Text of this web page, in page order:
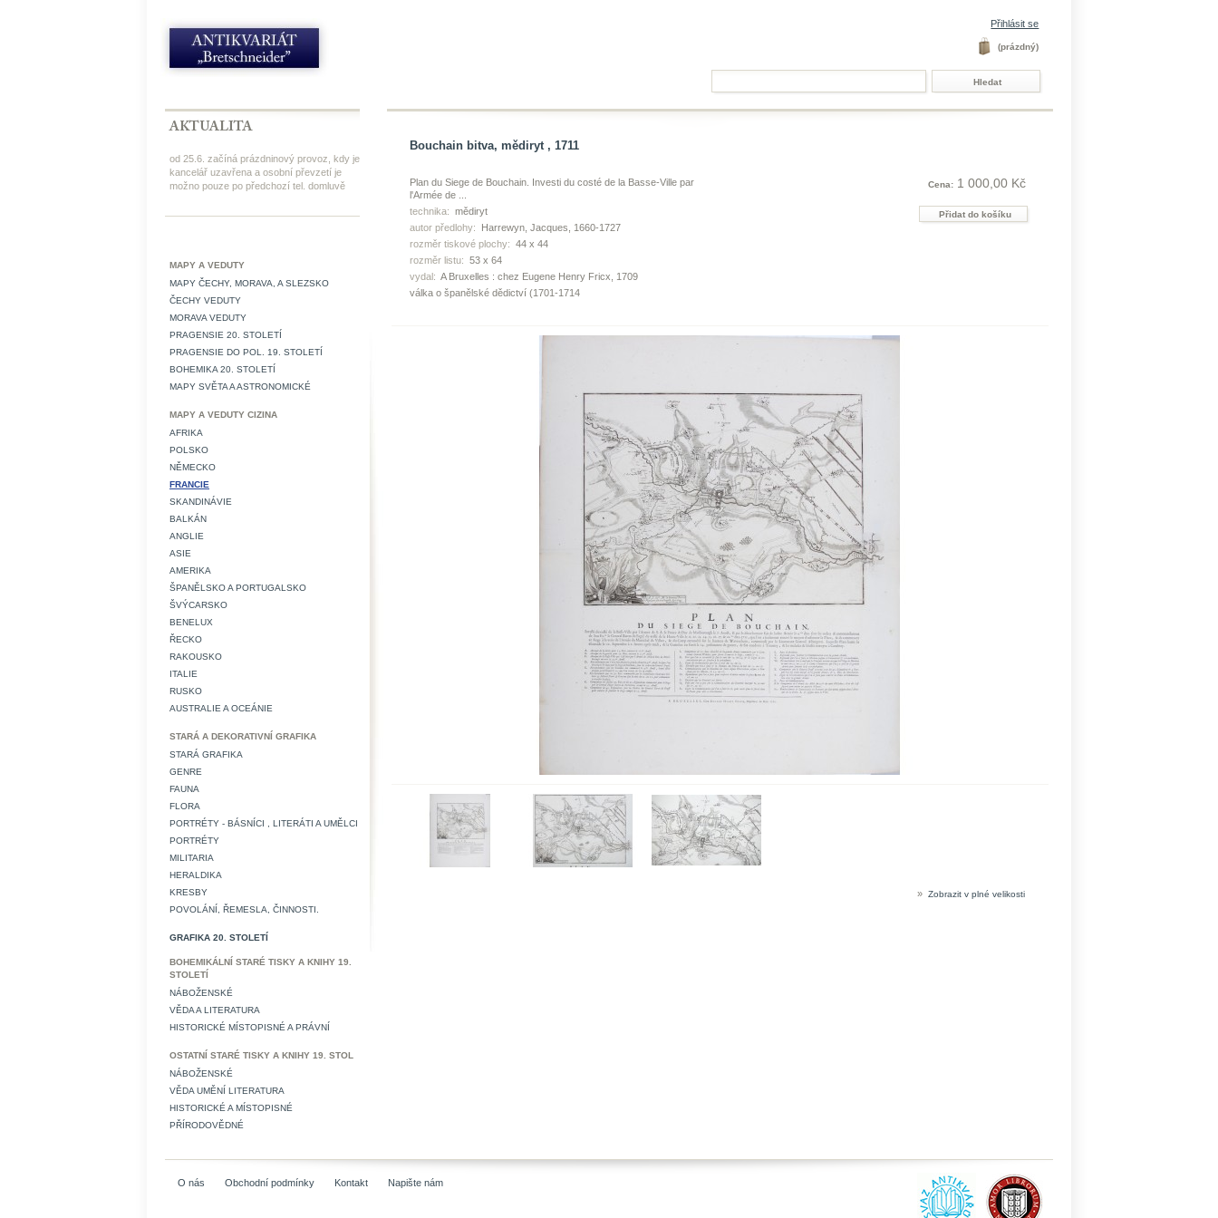
Přihlásit se
(prázdný)
od 25.6. začíná prázdninový provoz, kdy je
kancelář uzavřena a osobní převzetí je
možno pouze po předchozí tel. domluvě
MAPY A VEDUTY
MAPY ČECHY, MORAVA, A SLEZSKO
ČECHY VEDUTY
MORAVA VEDUTY
PRAGENSIE 20. STOLETÍ
PRAGENSIE DO POL. 19. STOLETÍ
BOHEMIKA 20. STOLETÍ
MAPY SVĚTA A ASTRONOMICKÉ
MAPY A VEDUTY CIZINA
AFRIKA
POLSKO
NĚMECKO
FRANCIE
SKANDINÁVIE
BALKÁN
ANGLIE
ASIE
AMERIKA
ŠPANĚLSKO A PORTUGALSKO
ŠVÝCARSKO
BENELUX
ŘECKO
RAKOUSKO
ITALIE
RUSKO
AUSTRALIE A OCEÁNIE
STARÁ A DEKORATIVNÍ GRAFIKA
STARÁ GRAFIKA
GENRE
FAUNA
FLORA
PORTRÉTY - BÁSNÍCI , LITERÁTI A UMĚLCI
PORTRÉTY
MILITARIA
HERALDIKA
KRESBY
POVOLÁNÍ, ŘEMESLA, ČINNOSTI.
GRAFIKA 20. STOLETÍ
BOHEMIKÁLNÍ STARÉ TISKY A KNIHY 19.
STOLETÍ
NÁBOŽENSKÉ
VĚDA A LITERATURA
HISTORICKÉ MÍSTOPISNÉ A PRÁVNÍ
OSTATNÍ STARÉ TISKY A KNIHY 19. STOL
NÁBOŽENSKÉ
VĚDA UMĚNÍ LITERATURA
HISTORICKÉ A MÍSTOPISNÉ
PŘÍRODOVĚDNÉ
Bouchain bitva, mědiryt , 1711
Plan du Siege de Bouchain. Investi du costé de la Basse-Ville par
l'Armée de ...
technika: mědiryt
autor předlohy:
Harrewyn, Jacques, 1660-1727
rozměr tiskové plochy: 44 x 44
rozměr listu: 53 x 64
vydal: A Bruxelles : chez Eugene Henry Fricx, 1709
válka o španělské dědictví (1701-1714
Cena: 1 000,00 Kč
» Zobrazit v plné velikosti
O nás Obchodní podmínky Kontakt Napište nám